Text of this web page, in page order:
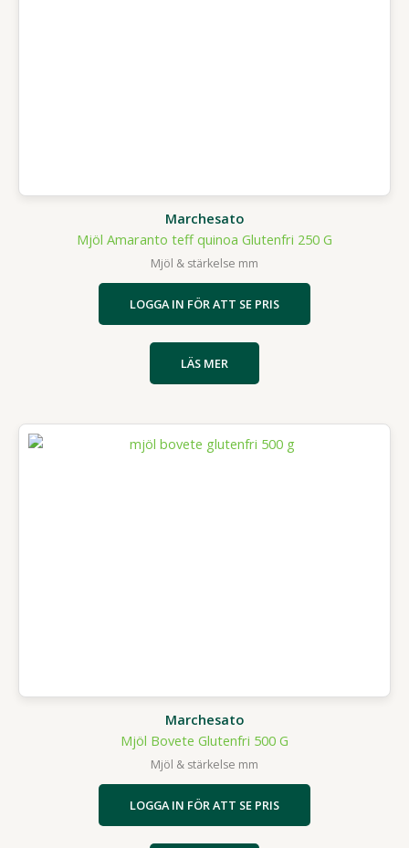
Marchesato
Mjöl Amaranto teff quinoa Glutenfri 250 G
Mjöl & stärkelse mm
LOGGA IN FÖR ATT SE PRIS
LÄS MER
Marchesato
Mjöl Bovete Glutenfri 500 G
Mjöl & stärkelse mm
LOGGA IN FÖR ATT SE PRIS